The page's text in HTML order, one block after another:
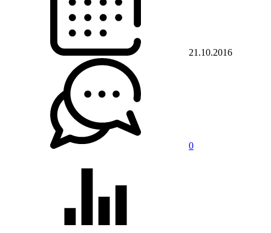
21.10.2016
0